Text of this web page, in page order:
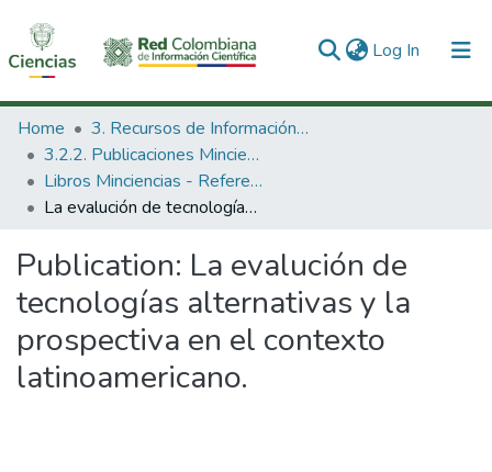
Log In (current)
Communities & Collections
All of DSpace
Statistics
Home
3. Recursos de Información Científica y Tecnológica
3.2.2. Publicaciones Minciencias
Libros Minciencias - Referenciales
La evalución de tecnologías alternativas y la prospectiva en el contexto latinoamericano.
Publication: La evalución de
tecnologías alternativas y la
prospectiva en el contexto
latinoamericano.